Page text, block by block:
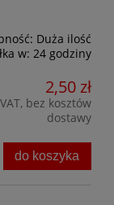
Duża ilość
w: 24 godziny
2,50 zł
bez kosztów
dostawy
do koszyka